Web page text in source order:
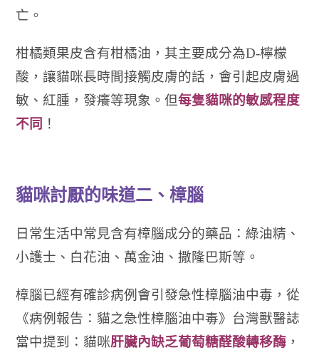
亡。
柑橘類果皮含有柑橘油，其主要成分為D-檸檬
酸，讓貓咪長時間接觸皮膚的話，會引起皮膚過
敏、紅腫，發癢等現象。但每隻貓咪的敏感程度
不同 ！
貓咪討厭的味道二、樟腦
日常生活中常見含有樟腦成分的藥品：綠油精、
小護士、白花油、萬金油、撒隆巴斯等。
樟腦已經有確診病例會引發急性樟腦油中毒，從
《病例報告：貓之急性樟腦油中毒》台灣獸醫誌
當中提到：貓咪肝臟內缺乏葡萄糖醛酸轉移酶 ，